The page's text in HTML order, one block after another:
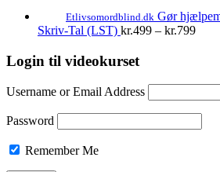
Etlivsomordblind.dk Gør
Skriv-Tal (LST) kr.499 – kr.799
Login til videokurset
Username or Email Address
Password
Remember Me